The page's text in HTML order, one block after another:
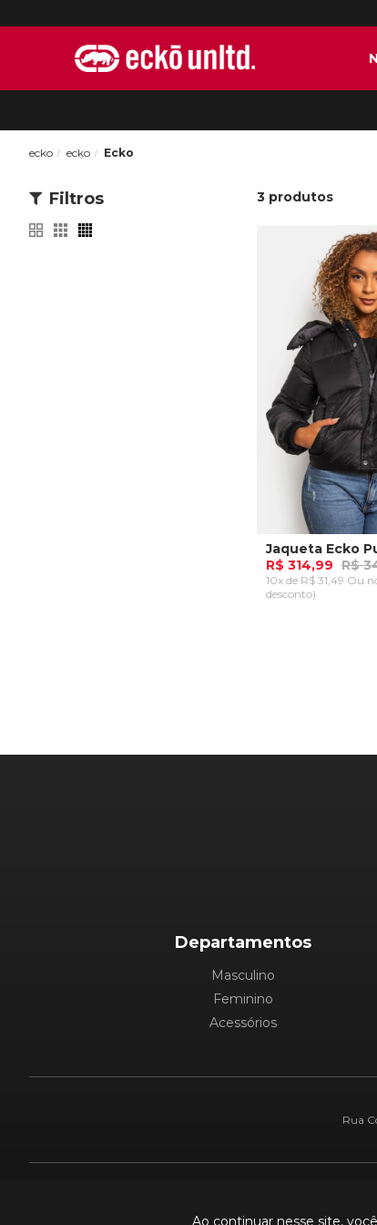
Ao continuar nesse site,
ecko ecko Ecko
Filtros 3 produtos
R$ 314,99 R$
10x de R$ 31,49 Ou
desconto)
Departamentos
Masculino
Feminino
Acessórios
Rua